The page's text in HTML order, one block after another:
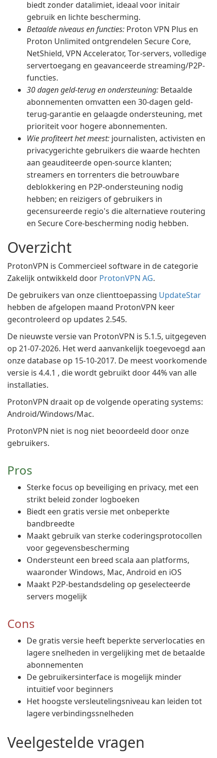
biedt zonder datalimiet, ideaal voor initair
gebruik en lichte bescherming.
Betaalde niveaus en functies: Proton VPN Plus en
Proton Unlimited ontgrendelen Secure Core,
NetShield, VPN Accelerator, Tor-servers, volledige
servertoegang en geavanceerde streaming/P2P-
functies.
30 dagen geld-terug en ondersteuning: Betaalde
abonnementen omvatten een 30-dagen geld-
terug-garantie en gelaagde ondersteuning, met
prioriteit voor hogere abonnementen.
Wie profiteert het meest: journalisten, activisten en
privacygerichte gebruikers die waarde hechten
aan geauditeerde open-source klanten;
streamers en torrenters die betrouwbare
deblokkering en P2P-ondersteuning nodig
hebben; en reizigers of gebruikers in
gecensureerde regio's die alternatieve routering
en Secure Core-bescherming nodig hebben.
Overzicht
ProtonVPN is Commercieel software in de categorie
Zakelijk ontwikkeld door ProtonVPN AG.
De gebruikers van onze clienttoepassing UpdateStar
hebben de afgelopen maand ProtonVPN keer
gecontroleerd op updates 2.545.
De nieuwste versie van ProtonVPN is 5.1.5, uitgegeven
op 21-07-2026. Het werd aanvankelijk toegevoegd aan
onze database op 15-10-2017. De meest voorkomende
versie is 4.4.1 , die wordt gebruikt door 44% van alle
installaties.
ProtonVPN draait op de volgende operating systems:
Android/Windows/Mac.
ProtonVPN niet is nog niet beoordeeld door onze
gebruikers.
Pros
Sterke focus op beveiliging en privacy, met een
strikt beleid zonder logboeken
Biedt een gratis versie met onbeperkte
bandbreedte
Maakt gebruik van sterke coderingsprotocollen
voor gegevensbescherming
Ondersteunt een breed scala aan platforms,
waaronder Windows, Mac, Android en iOS
Maakt P2P-bestandsdeling op geselecteerde
servers mogelijk
Cons
De gratis versie heeft beperkte serverlocaties en
lagere snelheden in vergelijking met de betaalde
abonnementen
De gebruikersinterface is mogelijk minder
intuïtief voor beginners
Het hoogste versleutelingsniveau kan leiden tot
lagere verbindingssnelheden
Veelgestelde vragen